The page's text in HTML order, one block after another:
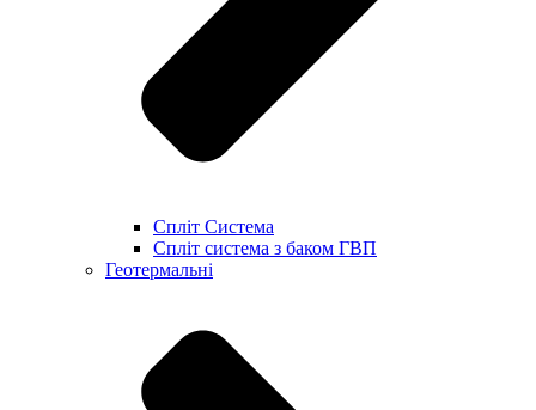
Спліт Система
Спліт система з баком ГВП
Геотермальні